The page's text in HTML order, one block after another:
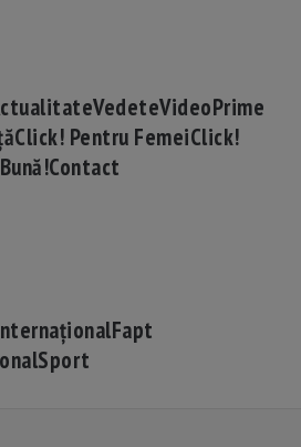
VedeteVideoPrime
Click! Pentru FemeiClick!
Contact
Fapt
Sport